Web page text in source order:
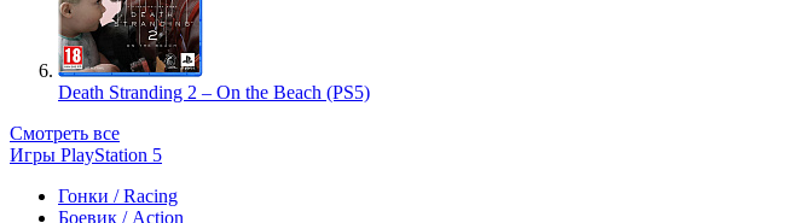
Death Stranding 2 – On the Beach (PS5)
Смотреть все
Игры PlayStation 5
Гонки / Racing
Боевик / Action